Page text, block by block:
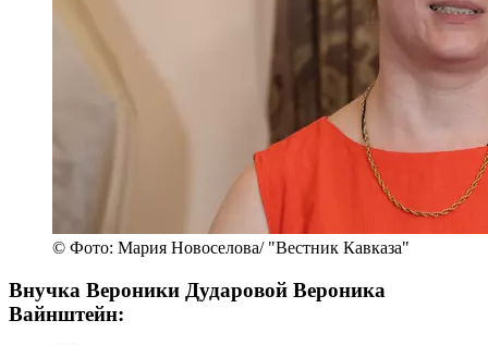
© Фото: Мария Новоселова/ "Вестник Кавказа"
Внучка Вероники Дударовой Вероника
Вайнштейн: